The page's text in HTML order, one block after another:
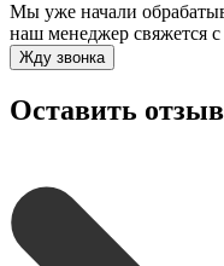
Мы уже начали
наш менеджер свяжется
Жду звонка
Оставить отзыв